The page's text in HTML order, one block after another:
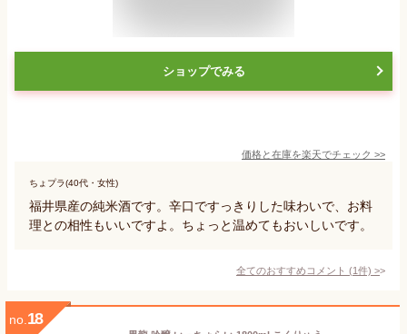
ショップでみる
価格と在庫を楽天でチェック >>
ちょプラ(40代・女性)
福井県産の純米酒です。辛口ですっきりした味わいで、お料
理との相性もいいですよ。ちょっと温めてもおいしいです。
全てのおすすめコメント (1件) >
no. 18